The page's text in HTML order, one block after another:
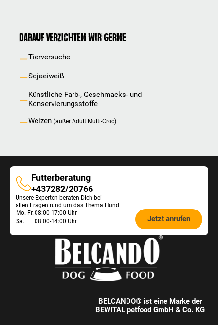
Darauf verzichten wir gerne
Tierversuche
Sojaeiweiß
Künstliche Farb-, Geschmacks- und
Konservierungsstoffe
Weizen(außer Adult Multi-Croc)
Futterberatung
Futterberatung
+437282/20766
Unsere Experten beraten Dich bei
allen Fragen rund um das Thema Hund.
Öffnungszeiten
Mo.-Fr. 08:00-17:00 Uhr
Sa.
08:00-14:00 Uhr Jetzt anrufen
BELCANDO® ist eine Marke der
BEWITAL petfood GmbH & Co. KG